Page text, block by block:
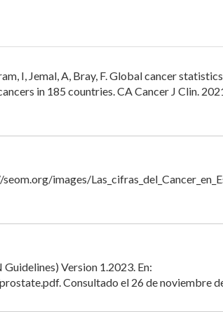
I, Jemal, A, Bray, F. Global cancer
in 185 countries. CA Cancer J Clin.
images/
Version 1.2023. En:
Consultado el 26 de noviembre